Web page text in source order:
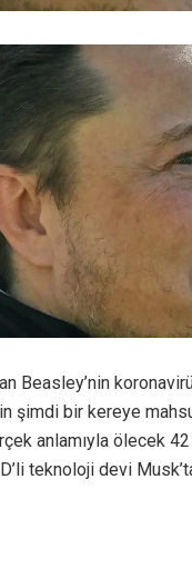
Beasley’nin
şimdi bir kereye
anlamıyla ölecek
teknoloji devi